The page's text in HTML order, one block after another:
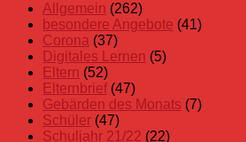
Allgemein (262)
besondere Angebote (41)
Corona (37)
Digitales Lernen (5)
Eltern (52)
Elternbrief(47)
Gebärden des Monats (7)
Schüler (47)
Schuljahr 21/22 (22)